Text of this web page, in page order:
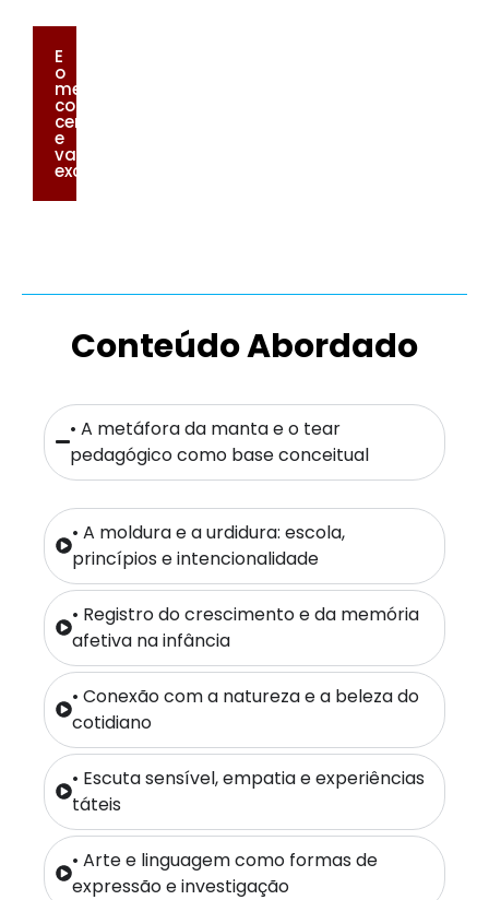
E
o
melhor:
com
certificado
e
vantagens
exclusivas!
Conteúdo Abordado
• A metáfora da manta e o tear
pedagógico como base conceitual
• A moldura e a urdidura: escola,
princípios e intencionalidade
• Registro do crescimento e da memória
afetiva na infância
• Conexão com a natureza e a beleza do
cotidiano
• Escuta sensível, empatia e experiências
táteis
• Arte e linguagem como formas de
expressão e investigação